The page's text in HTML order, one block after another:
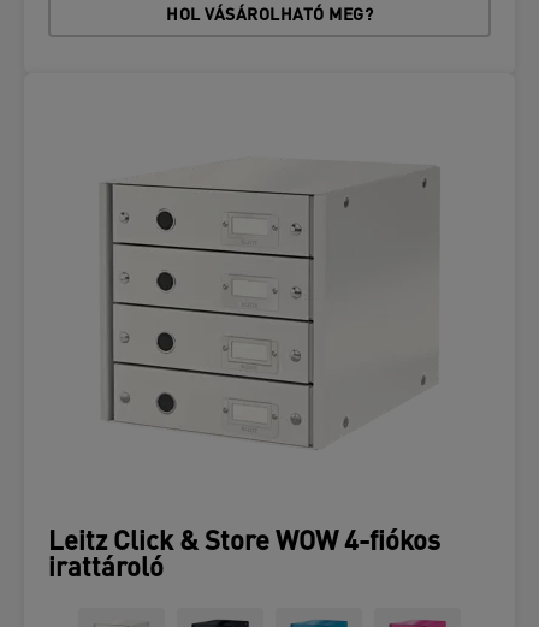
HOL VÁSÁROLHATÓ MEG?
Leitz Click & Store WOW 4-fiókos
irattároló